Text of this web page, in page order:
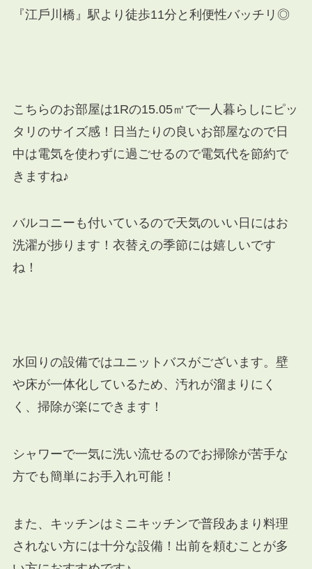
『江⼾川橋』駅より徒歩11分と利便性バッチリ◎
こちらのお部屋は1Rの15.05㎡で一人暮らしにピッ
タリのサイズ感！日当たりの良いお部屋なので日
中は電気を使わずに過ごせるので電気代を節約で
きますね♪
バルコニーも付いているので天気のいい日にはお
洗濯が捗ります！衣替えの季節には嬉しいです
ね！
水回りの設備ではユニットバスがございます。壁
や床が一体化しているため、汚れが溜まりにく
く、掃除が楽にできます！
シャワーで一気に洗い流せるのでお掃除が苦手な
方でも簡単にお手入れ可能！
また、キッチンはミニキッチンで普段あまり料理
されない方には十分な設備！出前を頼むことが多